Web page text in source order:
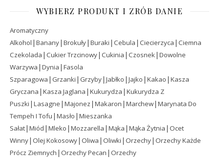
WYBIERZ PRODUKT I ZRÓB DANIE
Aromatyczny
Alkohol | Banany| Brokuły| Buraki | Cebula | Ciecierzyca | Ciemna
Czekolada | Cukier Trzcinowy| Cukinia | Czosnek| Dowolne
Warzywa | Dynia | Fasola
Szparagowa | Grzanki | Grzyby| Jabłko | Jajko | Kakao | Kasza
Gryczana | Kasza Jaglana | Kukurydza | Kukurydza Z
Puszki | Lasagne | Majonez | Makaron | Marchew| Marynata Do
Tempeh I Tofu | Masło | Mieszanka
Sałat| Miód | Mleko | Mozzarella | Mąka | Mąka Żytnia | Ocet
Winny| Olej Kokosowy| Oliwa | Oliwki | Orzechy| Orzechy Każde
Prócz Ziemnych | Orzechy Pecan | Orzechy